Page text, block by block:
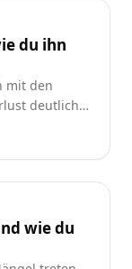
du ihn
mit den
deutlich
wie du